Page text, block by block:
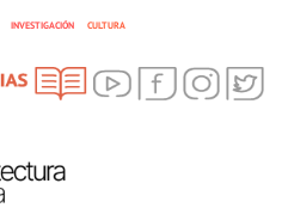
INVESTIGACIÓN CULTURA